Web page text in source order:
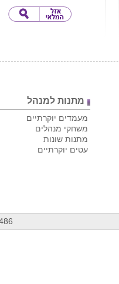
מתנות למנהל
מעמדים יוקרתיים
משחקי מנהלים
מתנות שונות
עטים יוקרתיים